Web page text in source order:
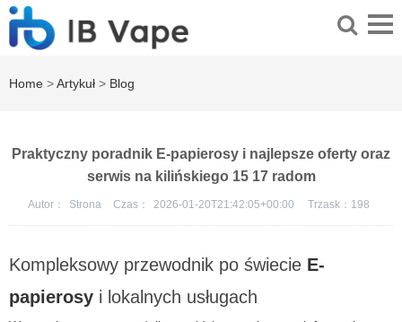
Home >Artykuł > Blog
Praktyczny poradnik E-papierosy i najlepsze oferty oraz
serwis na kilińskiego 15 17 radom
Autor： Strona Czas： 2026-01-20T21:42:05+00:00 Trzask： 198
Kompleksowy przewodnik po świecie E-
papierosy i lokalnych usługach